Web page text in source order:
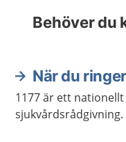
Behöver du
När du
1177 är ett